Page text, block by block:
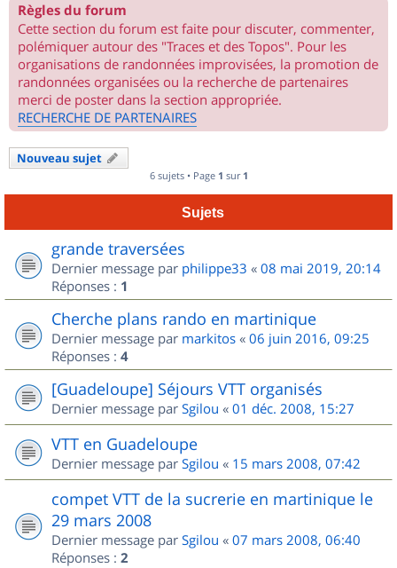
Règles du forum
Cette section du forum est faite pour discuter, commenter,
polémiquer autour des "Traces et des Topos". Pour les
organisations de randonnées improvisées, la promotion de
randonnées organisées ou la recherche de partenaires
merci de poster dans la section appropriée.
RECHERCHE DE PARTENAIRES
Nouveau sujet
6 sujets • Page 1 sur 1
Sujets
grande traversées
Dernier message par philippe33 « 08 mai 2019, 20:14
Réponses : 1
Cherche plans rando en martinique
Dernier message par markitos « 06 juin 2016, 09:25
Réponses : 4
[Guadeloupe] Séjours VTT organisés
Dernier message par Sgilou « 01 déc. 2008, 15:27
VTT en Guadeloupe
Dernier message par Sgilou « 15 mars 2008, 07:42
compet VTT de la sucrerie en martinique le
29 mars 2008
Dernier message par Sgilou « 07 mars 2008, 06:40
Réponses : 2